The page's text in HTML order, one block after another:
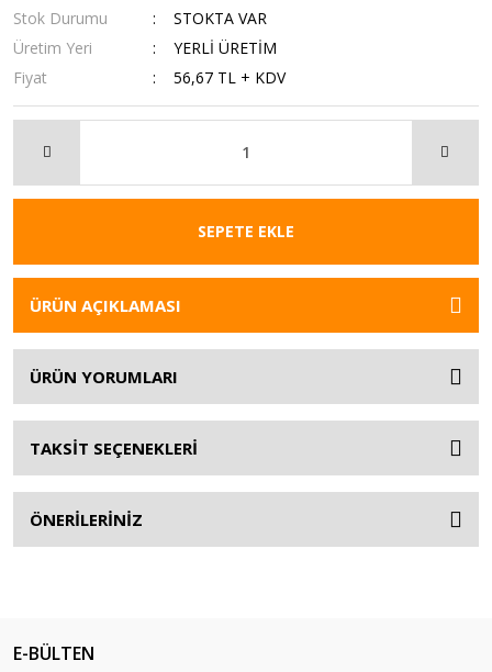
Stok Durumu
STOKTA VAR
Üretim Yeri
YERLİ ÜRETİM
Fiyat
56,67 TL + KDV
SEPETE EKLE
ÜRÜN AÇIKLAMASI
ÜRÜN YORUMLARI
TAKSİT SEÇENEKLERİ
ÖNERİLERİNİZ
E-BÜLTEN